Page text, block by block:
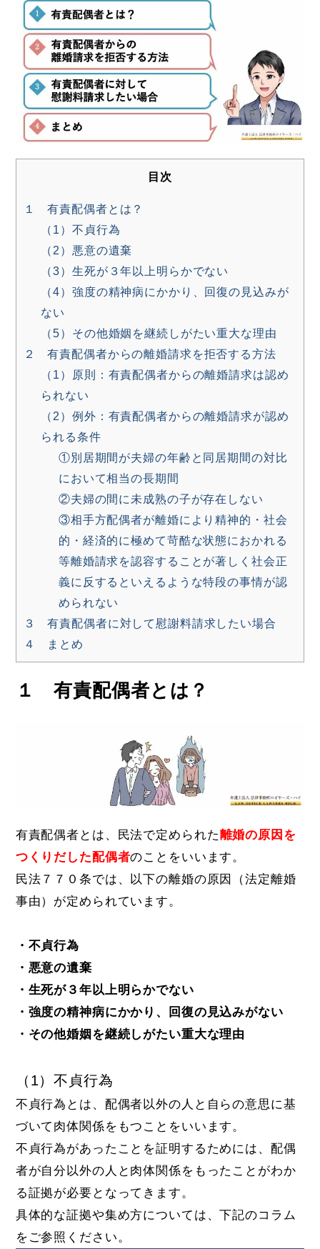
目次
１ 有責配偶者とは？
（1）不貞行為
（2）悪意の遺棄
（3）生死が３年以上明らかでない
（4）強度の精神病にかかり、回復の見込みが
ない
（5）その他婚姻を継続しがたい重大な理由
２ 有責配偶者からの離婚請求を拒否する方法
（1）原則：有責配偶者からの離婚請求は認め
られない
（2）例外：有責配偶者からの離婚請求が認め
られる条件
①別居期間が夫婦の年齢と同居期間の対比
において相当の長期間
②夫婦の間に未成熟の子が存在しない
③相手方配偶者が離婚により精神的・社会
的・経済的に極めて苛酷な状態におかれる
等離婚請求を認容することが著しく社会正
義に反するといえるような特段の事情が認
められない
３ 有責配偶者に対して慰謝料請求したい場合
４ まとめ
１ 有責配偶者とは？
有責配偶者とは、民法で定められた離婚の原因を
つくりだした配偶者のことをいいます。
民法７７０条では、以下の離婚の原因（法定離婚
事由）が定められています。
・不貞行為
・悪意の遺棄
・生死が３年以上明らかでない
・強度の精神病にかかり、回復の見込みがない
・その他婚姻を継続しがたい重大な理由
（1）不貞行為
不貞行為とは、配偶者以外の人と自らの意思に基
づいて肉体関係をもつことをいいます。
不貞行為があったことを証明するためには、配偶
者が自分以外の人と肉体関係をもったことがわか
る証拠が必要となってきます。
具体的な証拠や集め方については、下記のコラム
をご参照ください。